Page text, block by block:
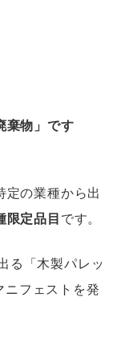
棄物」です
定の業種から出
限定品目 です。
る「木製パレッ
ニフェストを発